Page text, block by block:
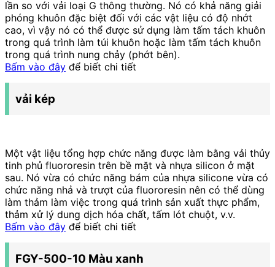
lần so với vải loại G thông thường. Nó có khả năng giải
phóng khuôn đặc biệt đối với các vật liệu có độ nhớt
cao, vì vậy nó có thể được sử dụng làm tấm tách khuôn
trong quá trình làm túi khuôn hoặc làm tấm tách khuôn
trong quá trình nung chảy (phớt bên).
Bấm vào đây để biết chi tiết
vải kép
Một vật liệu tổng hợp chức năng được làm bằng vải thủy
tinh phủ fluororesin trên bề mặt và nhựa silicon ở mặt
sau. Nó vừa có chức năng bám của nhựa silicone vừa có
chức năng nhả và trượt của fluororesin nên có thể dùng
làm thảm làm việc trong quá trình sản xuất thực phẩm,
thảm xử lý dung dịch hóa chất, tấm lót chuột, v.v.
Bấm vào đây để biết chi tiết
FGY-500-10 Màu xanh